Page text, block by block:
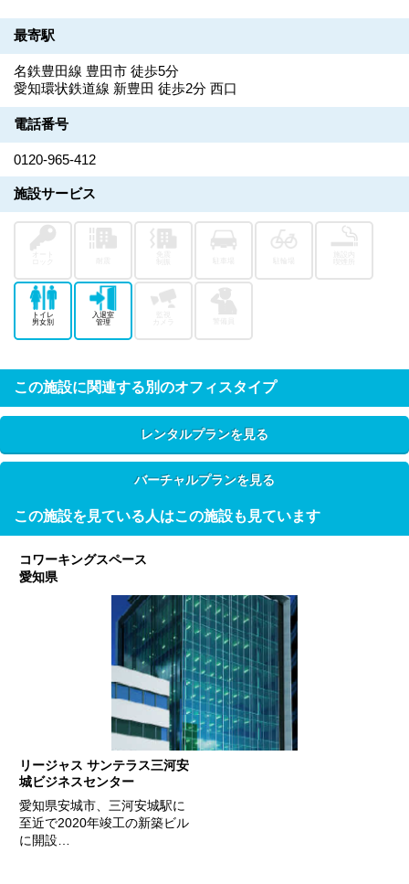
最寄駅
名鉄豊田線 豊田市 徒歩5分
愛知環状鉄道線 新豊田 徒歩2分 西口
電話番号
0120-965-412
施設サービス
トイレ
男女別
入退室
管理
カメラ
この施設に関連する別のオフィスタイプ
レンタルプランを見る
バーチャルプランを見る
この施設を見ている人はこの施設も見ています
コワーキングスペース
愛知県
リージャス サンテラス三河安
城ビジネスセンター
愛知県安城市、三河安城駅に
至近で2020年竣工の新築ビル
に開設…